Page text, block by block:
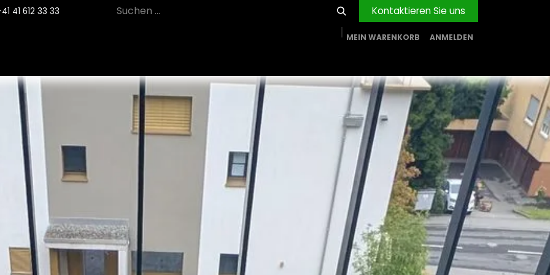
41 612 33 33 Kontaktieren Sie uns
MEIN WARENKORB ANMELDEN